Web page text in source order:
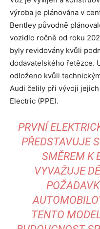
výroba je plánována v
Bentley původně
vozidlo ročně od roku
byly revidovány kvůli
dodavatelského řetězce.
odloženo kvůli
Audi čelily při vývoji
Electric (PPE).
PRVNÍ
PŘEDSTAVUJE
SMĚREM K
VYVAŽUJE
TENTO